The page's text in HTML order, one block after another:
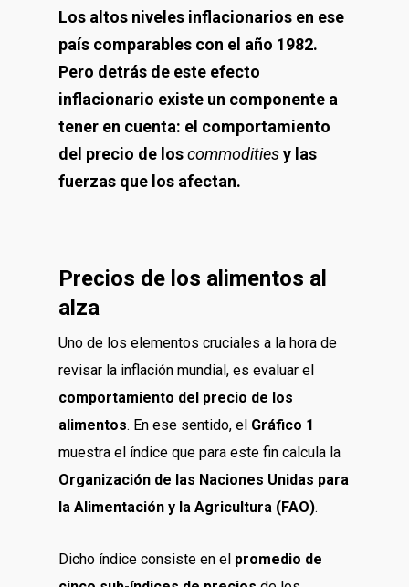
Los altos niveles inflacionarios en ese
país comparables con el año 1982.
Pero detrás de este efecto
inflacionario existe un componente a
tener en cuenta: el comportamiento
del precio de loscommoditiesy las
fuerzas que los afectan.
Precios de los alimentos al
alza
Uno de los elementos cruciales a la hora de
revisar la inflación mundial, es evaluar el
comportamiento del precio de los
alimentos. En ese sentido, el Gráfico 1
muestra el índice que para este fin calcula la
Organización de las Naciones Unidas para
la Alimentación y la Agricultura (FAO).
Dicho índice consiste en el promedio de